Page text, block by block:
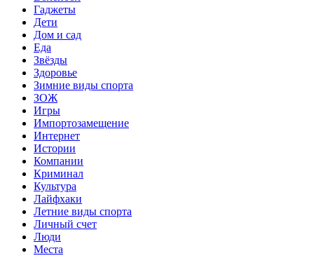
Гаджеты
Дети
Дом и сад
Еда
Звёзды
Здоровье
Зимние виды спорта
ЗОЖ
Игры
Импортозамещение
Интернет
Истории
Компании
Криминал
Культура
Лайфхаки
Летние виды спорта
Личный счет
Люди
Места